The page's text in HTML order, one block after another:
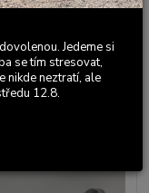
Jedeme si
se tím stresovat,
nikde neztratí, ale
12.8.